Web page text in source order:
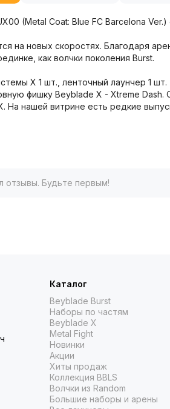
(Metal Coat: Blue FC Barcelona Ver.)
на новых скоростях. Благодаря
как волчки поколения Burst.
X 1 шт., ленточный лаунчер 1
фишку Beyblade X - Xtreme
На нашей витрине есть редкие
отзывы. Будьте первым!
Каталог
Beyblade Burst
Наборы по частям
Beyblade X
Metal Fight
Новинки
Акции
Хиты продаж
Коллекция BBLS
Волчки из Random
Большие наборы и арены